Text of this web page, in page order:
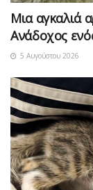
Μια αγκαλιά
Ανάδοχος
5 Αυγούστου 2026